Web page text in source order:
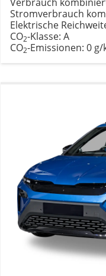
Stromverbrauch
Elektrische
CO2-Klasse: A
CO2-Emissionen: 0 g/